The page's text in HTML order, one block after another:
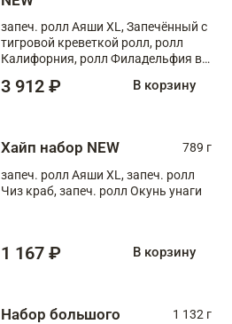
запеч. ролл Аяши XL, Запечённый с
тигровой креветкой ролл, ролл
Калифорния, ролл Филадельфия в
запеч. ролл Моцарелломания, ролл
3 912 ₽ В корзину
Хайп набор NEW
789 г
запеч. ролл Аяши XL, запеч. ролл
Чиз краб, запеч. ролл Окунь унаги
1 167 ₽ В корзину
Набор большого
1 132 г